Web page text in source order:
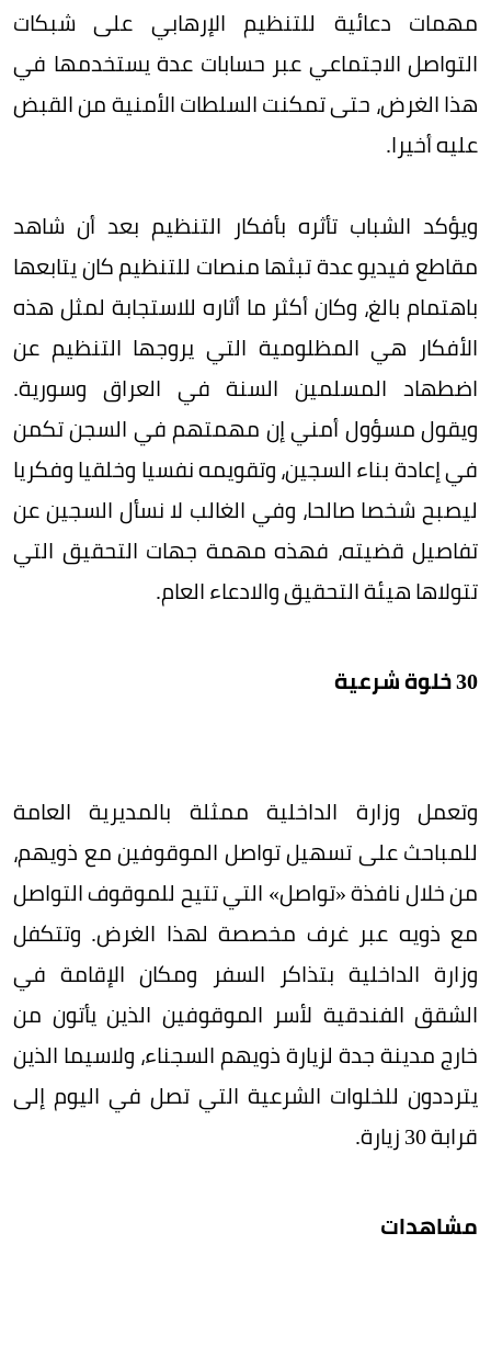
مهمات دعائية للتنظيم الإرهابي على شبكات
التواصل الاجتماعي عبر حسابات عدة يستخدمها في
هذا الغرض، حتى تمكنت السلطات الأمنية من القبض
عليه أخيرا.
ويؤكد الشباب تأثره بأفكار التنظيم بعد أن شاهد
مقاطع فيديو عدة تبثها منصات للتنظيم كان يتابعها
باهتمام بالغ، وكان أكثر ما أثاره للاستجابة لمثل هذه
الأفكار هي المظلومية التي يروجها التنظيم عن
اضطهاد المسلمين السنة في العراق وسورية.
ويقول مسؤول أمني إن مهمتهم في السجن تكمن
في إعادة بناء السجين، وتقويمه نفسيا وخلقيا وفكريا
ليصبح شخصا صالحا، وفي الغالب لا نسأل السجين عن
تفاصيل قضيته، فهذه مهمة جهات التحقيق التي
تتولاها هيئة التحقيق والادعاء العام.
30 خلوة شرعية
وتعمل وزارة الداخلية ممثلة بالمديرية العامة
للمباحث على تسهيل تواصل الموقوفين مع ذويهم،
من خلال نافذة «تواصل» التي تتيح للموقوف التواصل
مع ذويه عبر غرف مخصصة لهذا الغرض. وتتكفل
وزارة الداخلية بتذاكر السفر ومكان الإقامة في
الشقق الفندقية لأسر الموقوفين الذين يأتون من
خارج مدينة جدة لزيارة ذويهم السجناء، ولاسيما الذين
يترددون للخلوات الشرعية التي تصل في اليوم إلى
قرابة 30 زيارة.
مشاهدات